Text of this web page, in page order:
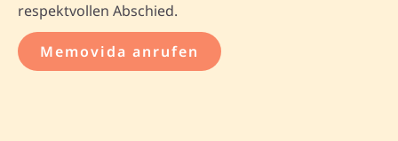
respektvollen Abschied.
Memovida anrufen